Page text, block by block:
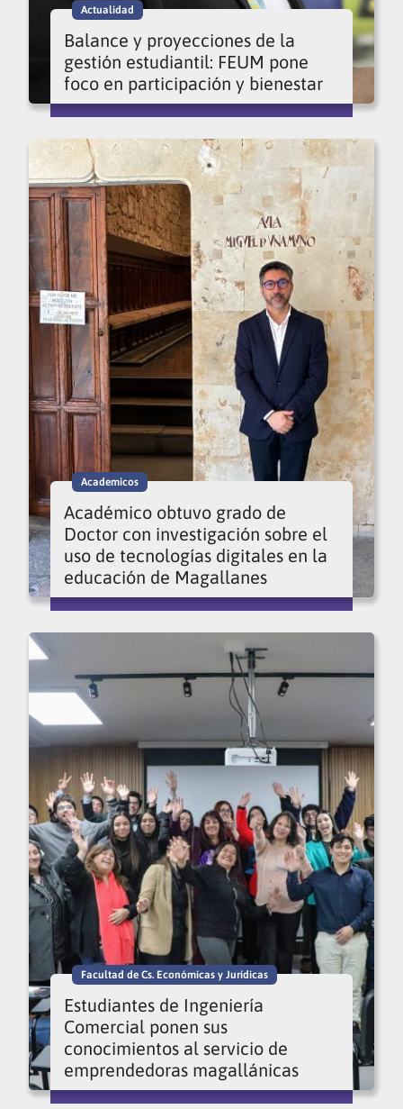
Actualidad
Balance y proyecciones de la
gestión estudiantil: FEUM pone
foco en participación y bienestar
Academicos
Académico obtuvo grado de
Doctor con investigación sobre el
uso de tecnologías digitales en la
educación de Magallanes
Facultad de Cs. Económicas y Jurídicas
Estudiantes de Ingeniería
Comercial ponen sus
conocimientos al servicio de
emprendedoras magallánicas